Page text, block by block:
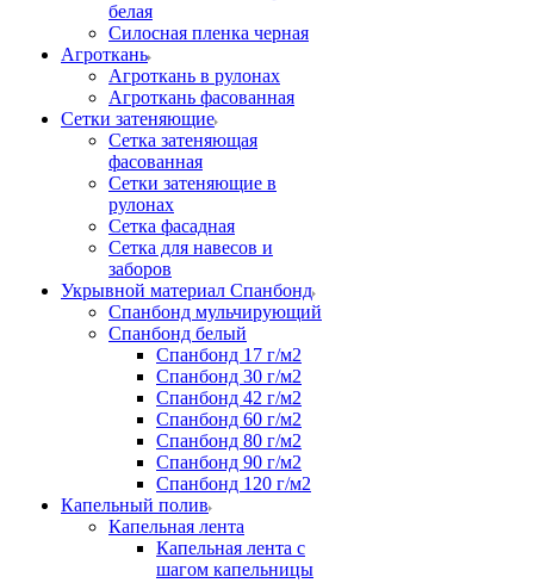
белая
Силосная пленка черная
Агроткань
Агроткань в рулонах
Агроткань фасованная
Сетки затеняющие
Сетка затеняющая
фасованная
Сетки затеняющие в
рулонах
Сетка фасадная
Сетка для навесов и
заборов
Укрывной материал Спанбонд
Спанбонд мульчирующий
Спанбонд белый
Спанбонд 17 г/м2
Спанбонд 30 г/м2
Спанбонд 42 г/м2
Спанбонд 60 г/м2
Спанбонд 80 г/м2
Спанбонд 90 г/м2
Спанбонд 120 г/м2
Капельный полив
Капельная лента
Капельная лента с
шагом капельницы